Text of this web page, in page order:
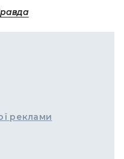
реклами